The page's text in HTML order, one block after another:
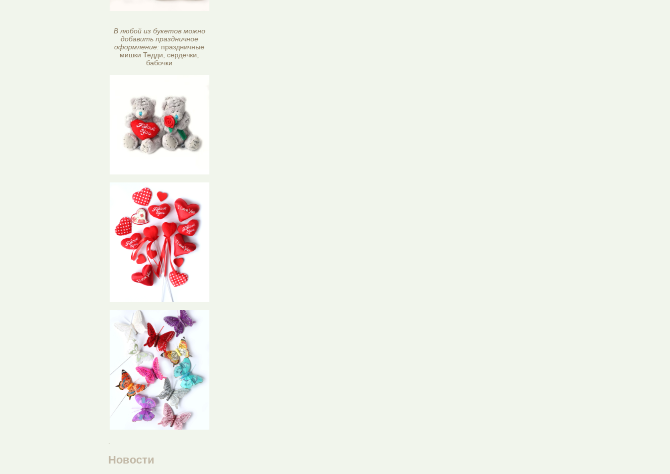
В любой из букетов можно
добавить праздничное
оформление: праздничные
мишки Тедди, сердечки,
бабочки
Новости